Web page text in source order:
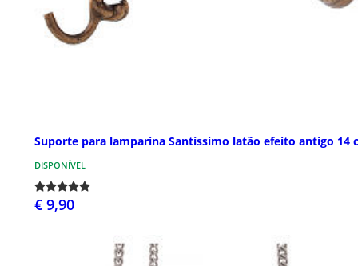
Suporte para lamparina Santíssimo latão efeito antigo 14
DISPONÍVEL
€ 9,90